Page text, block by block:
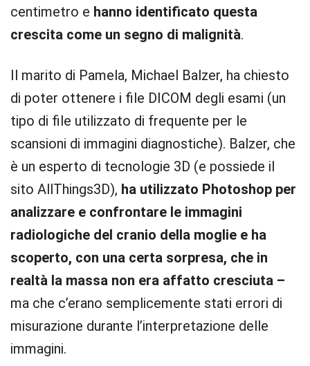
centimetro e hanno identificato questa
crescita come un segno di malignità.
Il marito di Pamela, Michael Balzer, ha chiesto
di poter ottenere i file DICOM degli esami (un
tipo di file utilizzato di frequente per le
scansioni di immagini diagnostiche). Balzer, che
è un esperto di tecnologie 3D (e possiede il
sito AllThings3D), ha utilizzato Photoshop per
analizzare e confrontare le immagini
radiologiche del cranio della moglie e ha
scoperto, con una certa sorpresa, che in
realtà la massa non era affatto cresciuta –
ma che c’erano semplicemente stati errori di
misurazione durante l’interpretazione delle
immagini.